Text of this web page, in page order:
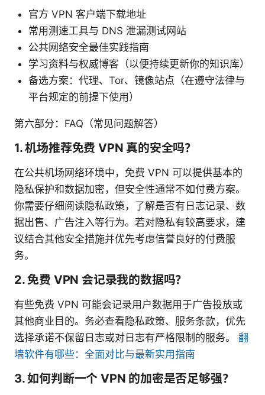
官方 VPN 客户端下载地址
常用测速工具与 DNS 泄漏测试网站
公共网络安全最佳实践指南
学习资料与权威博客（以便持续更新你的知识库）
备选方案：代理、Tor、镜像站点（在遵守法律与
平台规定的前提下使用）
第六部分：FAQ（常见问题解答）
1. 机场推荐免费 VPN 真的安全吗？
在公共机场网络环境中，免费 VPN 可以提供基本的
隐私保护和数据加密，但安全性通常不如付费方案。
你需要仔细阅读隐私政策，了解是否有日志记录、数
据出售、广告注入等行为。若对隐私有较高要求，建
议结合其他安全措施并优先考虑信誉良好的付费服
务。
2. 免费 VPN 会记录我的数据吗？
有些免费 VPN 可能会记录用户数据用于广告投放或
其他商业目的。务必查看隐私政策、服务条款，优先
选择承诺不保留日志或对日志有严格限制的服务。 翻
墙软件有哪些：全面对比与最新实用指南
3. 如何判断一个 VPN 的加密是否足够强？